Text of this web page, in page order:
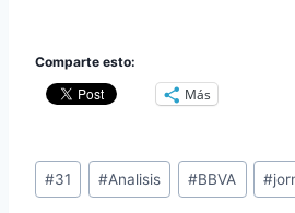
Comparte esto:
Más
Etiquetas
de
#31 #Analisis #BBVA #